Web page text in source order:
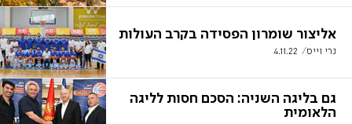
אליצור שומרון הפסידה בקרב העולות
נרי וייס 4.11.22
גם בליגה השניה: הסכם חסות לליגה
הלאומית